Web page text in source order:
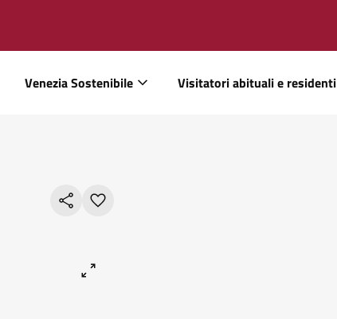
Venezia Sostenibile Visitatori abituali e residenti